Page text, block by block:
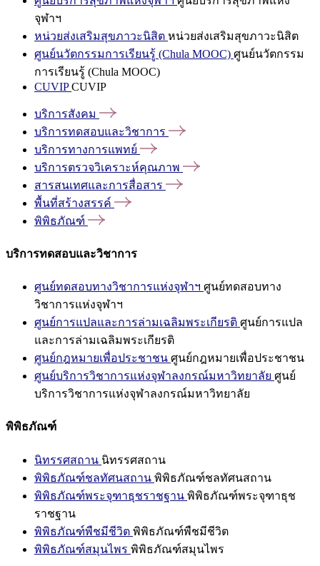
จุฬาฯ
หน่วยส่งเสริมสุขภาวะนิสิต หน่วยส่งเสริมสุขภาวะนิสิต
ศูนย์นวัตกรรมการเรียนรู้ (Chula MOOC) ศูนย์นวัตกรรม
การเรียนรู้ (Chula MOOC)
CUVIPCUVIP
บริการสังคม
บริการทดสอบและวิชาการ
บริการทางการแพทย์
บริการตรวจวิเคราะห์คุณภาพ
สารสนเทศและการสื่อสาร
พื้นที่สร้างสรรค์
พิพิธภัณฑ์
บริการทดสอบและวิชาการ
ศูนย์ทดสอบทางวิชาการแห่งจุฬาฯ ศูนย์ทดสอบทาง
วิชาการแห่งจุฬาฯ
ศูนย์การแปลและการล่ามเฉลิมพระเกียรติ ศูนย์การแปล
และการล่ามเฉลิมพระเกียรติ
ศูนย์กฎหมายเพื่อประชาชน ศูนย์กฎหมายเพื่อประชาชน
ศูนย์บริการวิชาการแห่งจุฬาลงกรณ์มหาวิทยาลัย ศูนย์
บริการวิชาการแห่งจุฬาลงกรณ์มหาวิทยาลัย
พิพิธภัณฑ์
นิทรรศสถาน นิทรรศสถาน
พิพิธภัณฑ์ชลทัศนสถาน พิพิธภัณฑ์ชลทัศนสถาน
พิพิธภัณฑ์พระจุฑาธุชราชฐาน พิพิธภัณฑ์พระจุฑาธุช
ราชฐาน
พิพิธภัณฑ์พืชมีชีวิต พิพิธภัณฑ์พืชมีชีวิต
พิพิธภัณฑ์สมุนไพร พิพิธภัณฑ์สมุนไพร